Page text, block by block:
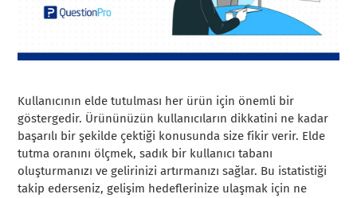
Kullanıcının elde tutulması her ürün için önemli bir
göstergedir. Ürününüzün kullanıcıların dikkatini ne kadar
başarılı bir şekilde çektiği konusunda size fikir verir. Elde
tutma oranını ölçmek, sadık bir kullanıcı tabanı
oluşturmanızı ve gelirinizi artırmanızı sağlar. Bu istatistiği
takip ederseniz, gelişim hedeflerinize ulaşmak için ne